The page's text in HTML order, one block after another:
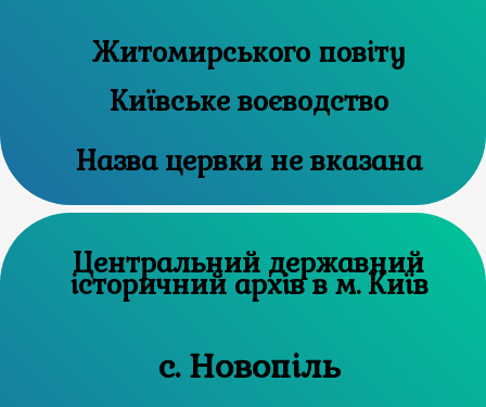
Житомирського повіту
Київське воєводство
Назва цервки не вказана
Центральний державний
історичний архів в м. Київ
с. Новопіль